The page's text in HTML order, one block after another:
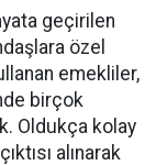
geçirilen
özel
emekliler,
birçok
Oldukça kolay
alınarak